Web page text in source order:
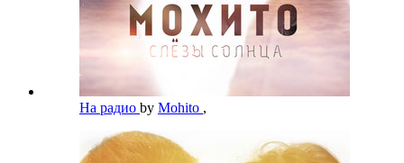
На радио by Mohito ,